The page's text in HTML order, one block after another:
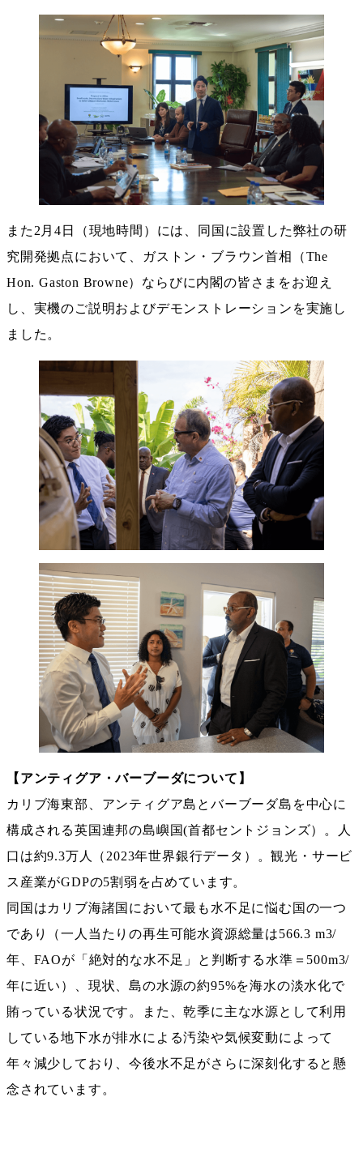
また2月4日（現地時間）には、同国に設置した弊社の研
究開発拠点において、ガストン・ブラウン首相（The
Hon. Gaston Browne）ならびに内閣の皆さまをお迎え
し、実機のご説明およびデモンストレーションを実施し
ました。
【アンティグア・バーブーダについて】
カリブ海東部、アンティグア島とバーブーダ島を中心に
構成される英国連邦の島嶼国(首都セントジョンズ）。人
口は約9.3万人（2023年世界銀行データ）。観光・サービ
ス産業がGDPの5割弱を占めています。
同国はカリブ海諸国において最も水不足に悩む国の一つ
であり（一人当たりの再生可能水資源総量は566.3 m3/
年、FAOが「絶対的な水不足」と判断する水準＝500m3/
年に近い）、現状、島の水源の約95%を海水の淡水化で
賄っている状況です。また、乾季に主な水源として利用
している地下水が排水による汚染や気候変動によって
年々減少しており、今後水不足がさらに深刻化すると懸
念されています。